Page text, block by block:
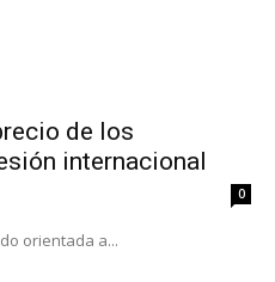
de los
internacional
0
orientada a...